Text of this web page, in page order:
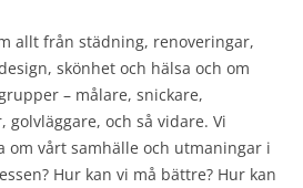
allt från städning, renoveringar,
skönhet och hälsa och om
– målare, snickare,
golvläggare, och så vidare. Vi
om vårt samhälle och utmaningar i
Hur kan vi må bättre? Hur kan